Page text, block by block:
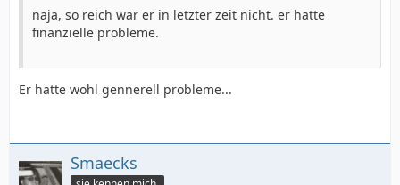
naja, so reich war er in letzter zeit nicht. er hatte
finanzielle probleme.
Er hatte wohl gennerell probleme...
Smaecks